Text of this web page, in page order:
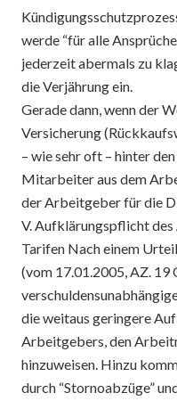
werde “für alle
jederzeit abermals zu
die Verjährung ein.
Gerade dann, wenn der
Versicherung
– wie sehr oft – hinter
Mitarbeiter aus dem
der Arbeitgeber für die
V. Aufklärungspflicht
Tarifen Nach einem
(vom 17.01.2005, AZ.
die weitaus geringere
Arbeitgebers, den
hinzuweisen. Hinzu
durch “Stornoabzüge”